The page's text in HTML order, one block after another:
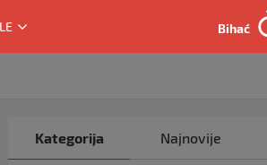
Bihać
Kategorija Najnovije